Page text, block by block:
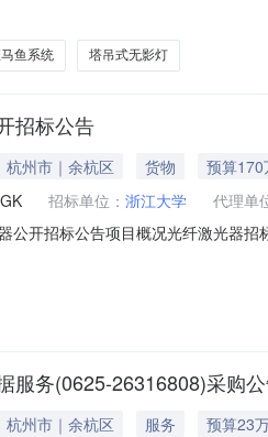
物中心嵌入式设备一批预算金额：
鱼系统 塔吊式无影灯
招标公告
杭州市｜余杭区 货物
预算170
招标单位： 浙江大学
代理单
公开招标公告项目概况光纤激光器
需求：序号名称数量单位简要技术
服务(0625-26316808)采购
杭州市｜余杭区 服务
预算23